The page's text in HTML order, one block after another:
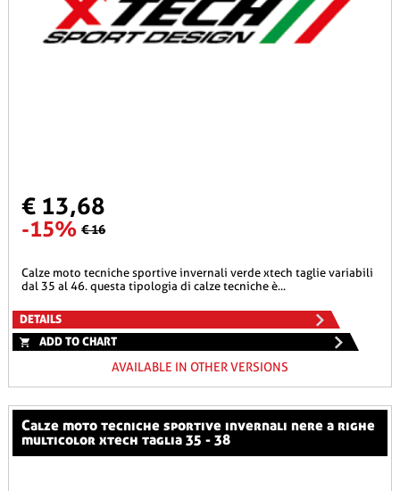
€ 13,68
-15% € 16
calze moto tecniche sportive invernali verde xtech taglie variabili
dal 35 al 46. questa tipologia di calze tecniche è...
DETAILS
ADD TO CHART
AVAILABLE IN OTHER VERSIONS
calze moto tecniche sportive invernali nere a righe
multicolor xtech taglia 35 - 38